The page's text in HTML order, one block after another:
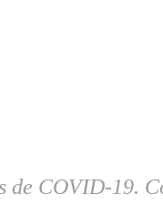
de COVID-19.